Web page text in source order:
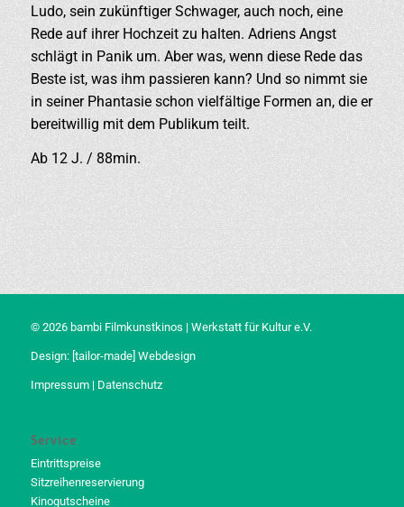
Ludo, sein zukünftiger Schwager, auch noch, eine
Rede auf ihrer Hochzeit zu halten. Adriens Angst
schlägt in Panik um. Aber was, wenn diese Rede das
Beste ist, was ihm passieren kann? Und so nimmt sie
in seiner Phantasie schon vielfältige Formen an, die er
bereitwillig mit dem Publikum teilt.
Ab 12 J. / 88min.
© 2026 bambi Filmkunstkinos | Werkstatt für Kultur e.V.
Design: [tailor-made] Webdesign
Impressum| Datenschutz
Service
Eintrittspreise
Sitzreihenreservierung
Kinogutscheine